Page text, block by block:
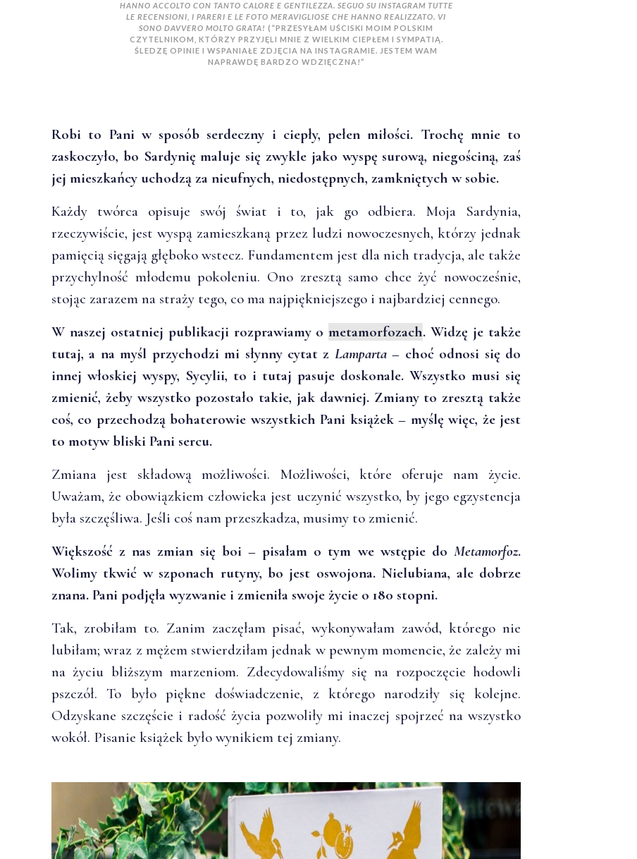
HANNO ACCOLTO CON TANTO CALORE E GENTILEZZA. SEGUO SU INSTAGRAM TUTTE
LE RECENSIONI, I PARERI E LE FOTO MERAVIGLIOSE CHE HANNO REALIZZATO. VI
SONO DAVVERO MOLTO GRATA! (“PRZESYŁAM UŚCISKI MOIM POLSKIM
CZYTELNIKOM, KTÓRZY PRZYJĘLI MNIE Z WIELKIM CIEPŁEM I SYMPATIĄ.
ŚLEDZĘ OPINIE I WSPANIAŁE ZDJĘCIA NA INSTAGRAMIE. JESTEM WAM
NAPRAWDĘ BARDZO WDZIĘCZNA!”
Robi to Pani w sposób serdeczny i ciepły, pełen miłości. Trochę mnie to
zaskoczyło, bo Sardynię maluje się zwykle jako wyspę surową, niegościną, zaś
jej mieszkańcy uchodzą za nieufnych, niedostępnych, zamkniętych w sobie.
Każdy twórca opisuje swój świat i to, jak go odbiera. Moja Sardynia,
rzeczywiście, jest wyspą zamieszkaną przez ludzi nowoczesnych, którzy jednak
pamięcią sięgają głęboko wstecz. Fundamentem jest dla nich tradycja, ale także
przychylność młodemu pokoleniu. Ono zresztą samo chce żyć nowocześnie,
stojąc zarazem na straży tego, co ma najpiękniejszego i najbardziej cennego.
W naszej ostatniej publikacji rozprawiamy ometamorfozach. Widzę je także
tutaj, a na myśl przychodzi mi słynny cytat z Lamparta– choć odnosi się do
innej włoskiej wyspy, Sycylii, to i tutaj pasuje doskonale. Wszystko musi się
zmienić, żeby wszystko pozostało takie, jak dawniej. Zmiany to zresztą także
coś, co przechodzą bohaterowie wszystkich Pani książek – myślę więc, że jest
to motyw bliski Pani sercu.
Zmiana jest składową możliwości. Możliwości, które oferuje nam życie.
Uważam, że obowiązkiem człowieka jest uczynić wszystko, by jego egzystencja
była szczęśliwa. Jeśli coś nam przeszkadza, musimy to zmienić.
Większość z nas zmian się boi – pisałam o tym we wstępie do Metamorfoz.
Wolimy tkwić w szponach rutyny, bo jest oswojona. Nielubiana, ale dobrze
znana. Pani podjęła wyzwanie i zmieniła swoje życie o 180 stopni.
Tak, zrobiłam to. Zanim zaczęłam pisać, wykonywałam zawód, którego nie
lubiłam; wraz z mężem stwierdziłam jednak w pewnym momencie, że zależy mi
na życiu bliższym marzeniom. Zdecydowaliśmy się na rozpoczęcie hodowli
pszczół. To było piękne doświadczenie, z którego narodziły się kolejne.
Odzyskane szczęście i radość życia pozwoliły mi inaczej spojrzeć na wszystko
wokół. Pisanie książek było wynikiem tej zmiany.